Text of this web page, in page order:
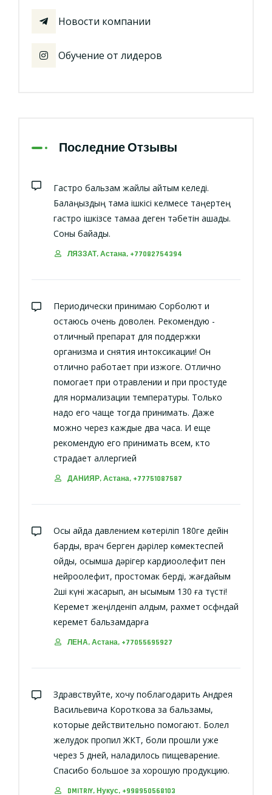
Новости компании
Обучение от лидеров
Последние Отзывы
Гастро бальзам жайлы айтқым келеді.
Балаңыздың тамақ ішкісі келмесе таңертең
гастро ішкізсе тамаққа деген тәбетін ашады.
Соны байқадық.
ЛЯЗЗАТ, Астана, +77082754394
Периодически принимаю Сорболют и
остаюсь очень доволен. Рекомендую -
отличный препарат для поддержки
организма и снятия интоксикации! Он
отлично работает при изжоге. Отлично
помогает при отравлении и при простуде
для нормализации температуры. Только
надо его чаще тогда принимать. Даже
можно через каждые два часа. И еще
рекомендую его принимать всем, кто
страдает аллергией
ДАНИЯР, Астана, +77751087587
Осы айда давлением көтеріліп 180ге дейін
барды, врач берген дәрілер көмектеспей
қойды, қосымша дәрігер кардиоолефит пен
нейроолефит, простомак берді, жағдайым
2ші күні жақсарып, қан қысымым 130 ға түсті!
Керемет жеңілденіп қалдым, рахмет осфндай
керемет бальзамдарға
ЛЕНА, Астана, +77055695927
Здравствуйте, хочу поблагодарить Андрея
Васильевича Короткова за бальзамы,
которые действительно помогают. Болел
желудок пропил ЖКТ, боли прошли уже
через 5 дней, наладилось пищеварение.
Спасибо большое за хорошую продукцию.
DMITRIY, Нукус, +998950568103